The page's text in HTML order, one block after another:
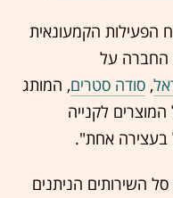
הפעילות הקמעונאית
החברה על
, סודה סטרים, המותג
לקנייה
בעצירה אחת".
השירותים הניתנים